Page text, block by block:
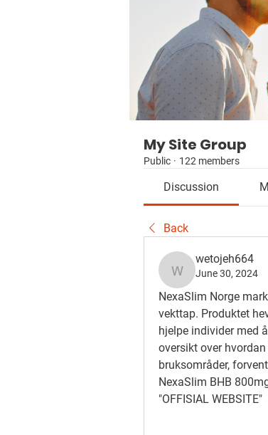
My Site Group
Public · 122 members
Discussion
Back
wetojeh664
wetojeh664
June 30, 2024
NexaSlim Norge
vekttap. Produktet
hjelpe individer med
oversikt over hvordan
bruksområder,
NexaSlim BHB
"OFFISIAL WEBSITE"